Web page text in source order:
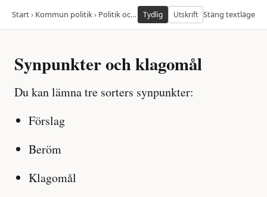
Start› Kommun politik› Politik och demokrati ›Paverka›Synpunkter
Tydlig Utskrift Stäng textläge
Synpunkter och klagomål
Du kan lämna tre sorters synpunkter:
Förslag
Beröm
Klagomål